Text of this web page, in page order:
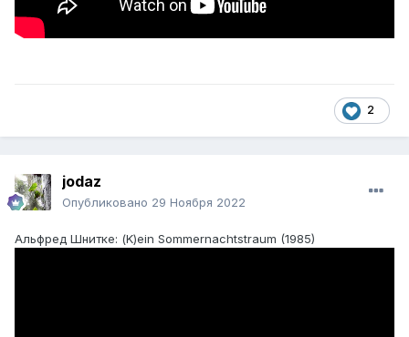
2
jodaz
Опубликовано 29 Ноября 2022
Альфред Шнитке: (K)ein Sommernachtstraum (1985)